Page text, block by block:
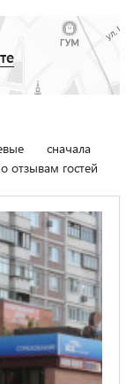
сначала
отзывам гостей